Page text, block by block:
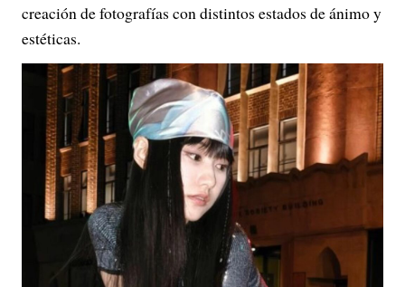
creación de fotografías con distintos estados de ánimo y
estéticas.